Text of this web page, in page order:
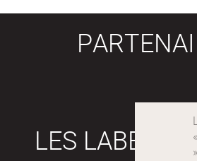
LES LABEX